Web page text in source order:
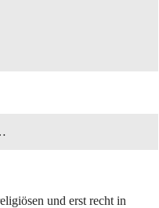
und erst recht in